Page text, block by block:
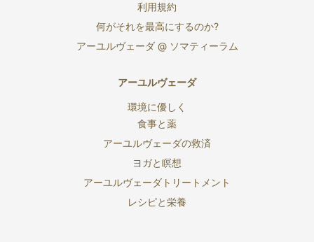
利用規約
何がそれを最高にするのか?
アーユルヴェーダ @ ソマティーラム
アーユルヴェーダ
環境に優しく
食事と薬
アーユルヴェーダの救済
ヨガと瞑想
アーユルヴェーダトリートメント
レシピと栄養